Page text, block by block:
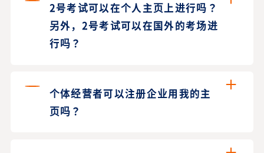
2号考试可以在个人主页上进行吗？
另外，2号考试可以在国外的考场进
行吗？
个体经营者可以注册企业用我的主
页吗？